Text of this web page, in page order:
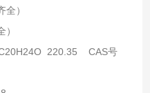
）
220.35 CAS号